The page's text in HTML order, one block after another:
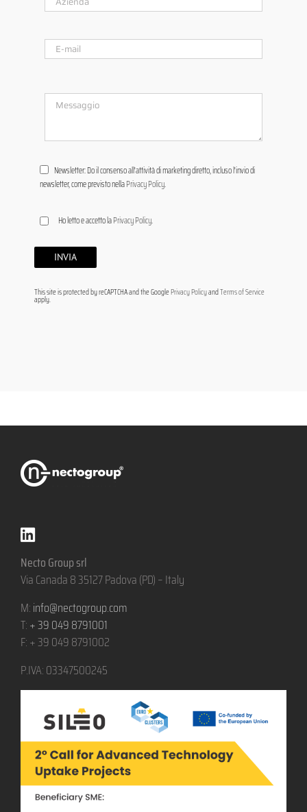
Newsletter: Do il consenso all'attività di marketing diretto, incluso l'invio di
newsletter, come previsto nellaPrivacy Policy.
Ho letto e accetto laPrivacy Policy.
This site is protected by reCAPTCHA and the GooglePrivacy PolicyandTerms of Service
apply.
Necto Group srl
Via Canada 8 35127 Padova (PD) – Italy
M:info@nectogroup.com
T:+ 39 049 8791001
F: + 39 049 8791002
P.IVA: 03347500245